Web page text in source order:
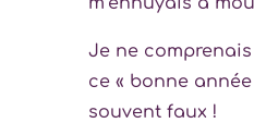
Je ne
ce « bonne
souvent faux !